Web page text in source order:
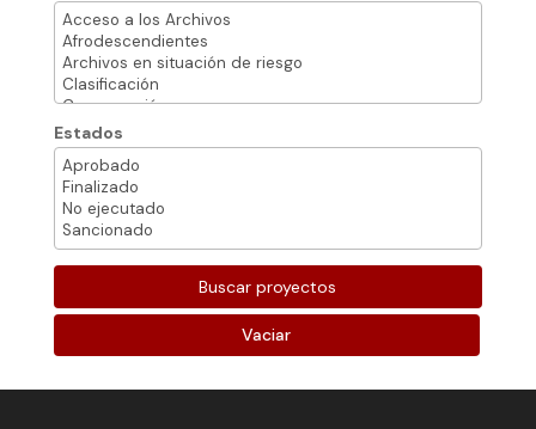
Estados
Vaciar